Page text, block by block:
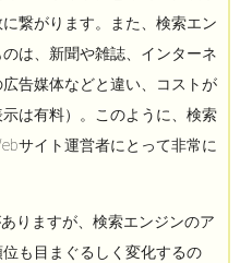
繋がります。また、検索エン
は、新聞や雑誌、インターネ
告媒体などと違い、コストが
は有料）。このように、検索
サイト運営者にとって非常に
りますが、検索エンジンのア
も目まぐるしく変化するの